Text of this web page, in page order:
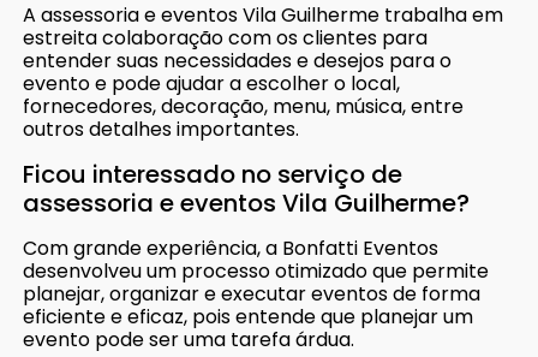
A assessoria e eventos Vila Guilherme trabalha em
estreita colaboração com os clientes para
entender suas necessidades e desejos para o
evento e pode ajudar a escolher o local,
fornecedores, decoração, menu, música, entre
outros detalhes importantes.
Ficou interessado no serviço de
assessoria e eventos Vila Guilherme?
Com grande experiência, a Bonfatti Eventos
desenvolveu um processo otimizado que permite
planejar, organizar e executar eventos de forma
eficiente e eficaz, pois entende que planejar um
evento pode ser uma tarefa árdua.